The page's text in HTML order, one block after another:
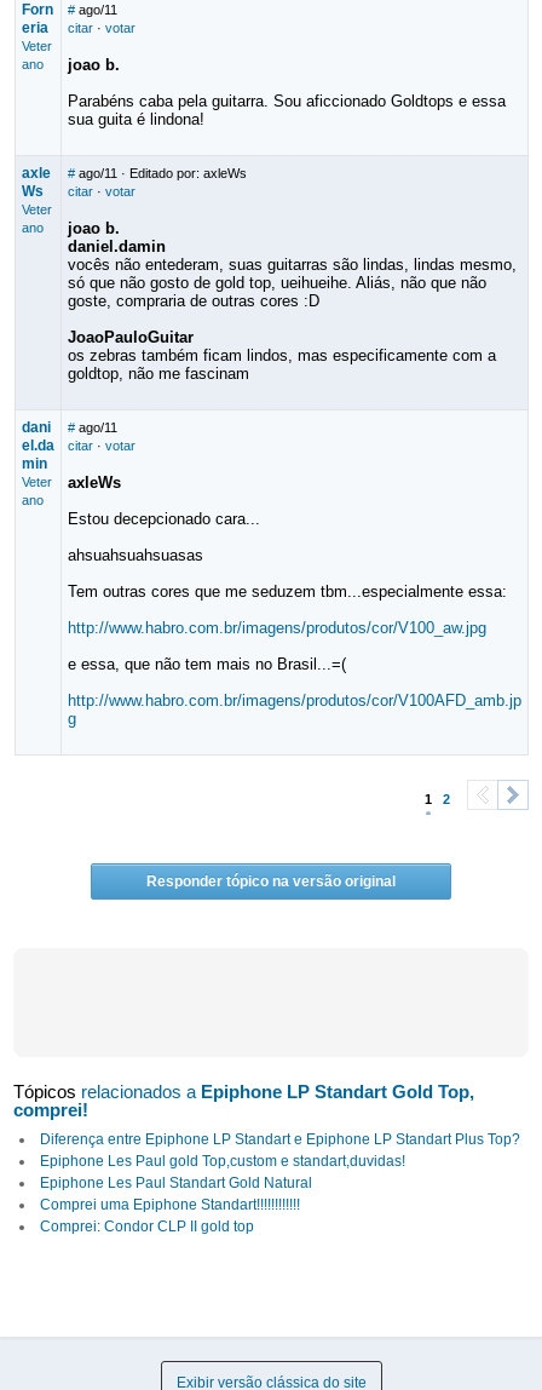
Forn
eria
Veter
ano
# ago/11
citar· votar
joao b.
Parabéns caba pela guitarra. Sou aficcionado Goldtops e essa
sua guita é lindona!
axle
Ws
Veter
ano
# ago/11 · Editado por: axleWs
citar· votar
joao b.
daniel.damin
vocês não entederam, suas guitarras são lindas, lindas mesmo,
só que não gosto de gold top, ueihueihe. Aliás, não que não
goste, compraria de outras cores :D
JoaoPauloGuitar
os zebras também ficam lindos, mas especificamente com a
goldtop, não me fascinam
dani
el.da
min
Veter
ano
# ago/11
citar· votar
axleWs
Estou decepcionado cara...
ahsuahsuahsuasas
Tem outras cores que me seduzem tbm...especialmente essa:
http://www.habro.com.br/imagens/produtos/cor/V100_aw.jpg
e essa, que não tem mais no Brasil...=(
http://www.habro.com.br/imagens/produtos/cor/V100AFD_amb.jp
g
1 2
Responder tópico na versão original
Tópicos relacionados a Epiphone LP Standart Gold Top,
comprei!
Diferença entre Epiphone LP Standart e Epiphone LP Standart Plus Top?
Epiphone Les Paul gold Top,custom e standart,duvidas!
Epiphone Les Paul Standart Gold Natural
Comprei uma Epiphone Standart!!!!!!!!!!!!
Comprei: Condor CLP II gold top
Exibir versão clássica do site